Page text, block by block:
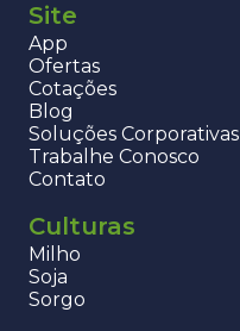
Site
App
Ofertas
Cotações
Blog
Soluções Corporativas
Trabalhe Conosco
Contato
Culturas
Milho
Soja
Sorgo